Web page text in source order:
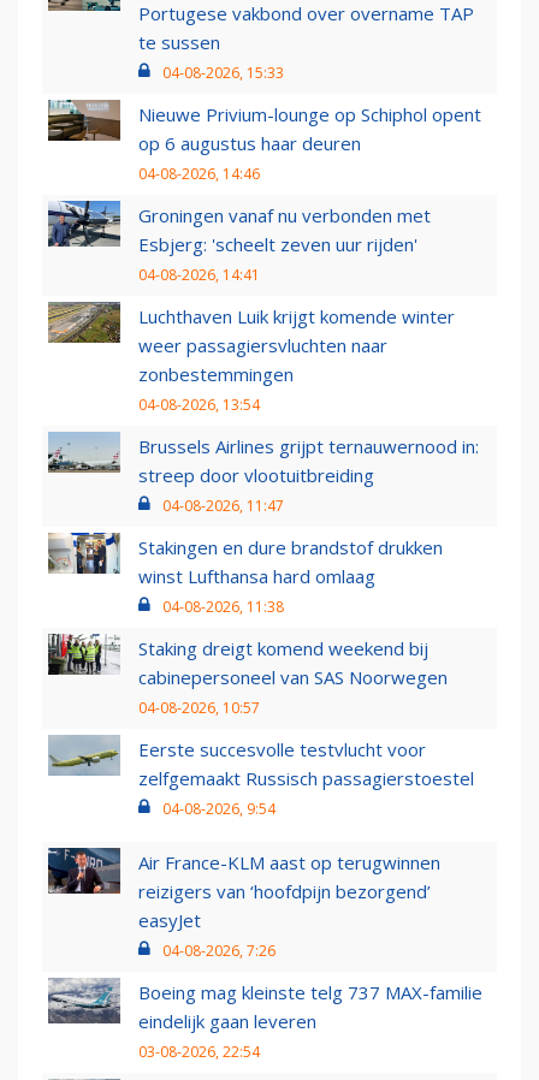
Portugese vakbond over overname TAP
te sussen
04-08-2026, 15:33
Nieuwe Privium-lounge op Schiphol opent
op 6 augustus haar deuren
04-08-2026, 14:46
Groningen vanaf nu verbonden met
Esbjerg: 'scheelt zeven uur rijden'
04-08-2026, 14:41
Luchthaven Luik krijgt komende winter
weer passagiersvluchten naar
zonbestemmingen
04-08-2026, 13:54
Brussels Airlines grijpt ternauwernood in:
streep door vlootuitbreiding
04-08-2026, 11:47
Stakingen en dure brandstof drukken
winst Lufthansa hard omlaag
04-08-2026, 11:38
Staking dreigt komend weekend bij
cabinepersoneel van SAS Noorwegen
04-08-2026, 10:57
Eerste succesvolle testvlucht voor
zelfgemaakt Russisch passagierstoestel
04-08-2026, 9:54
Air France-KLM aast op terugwinnen
reizigers van ‘hoofdpijn bezorgend’
easyJet
04-08-2026, 7:26
Boeing mag kleinste telg 737 MAX-familie
eindelijk gaan leveren
03-08-2026, 22:54